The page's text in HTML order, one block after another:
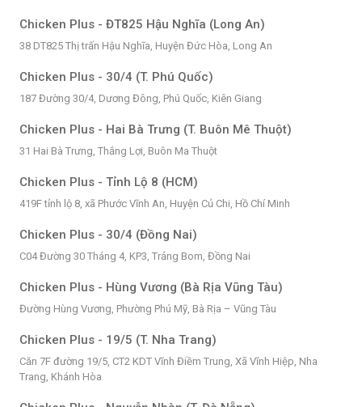
Chicken Plus - ĐT825 Hậu Nghĩa (Long An)
38 DT825 Thị trấn Hậu Nghĩa, Huyện Đức Hòa, Long An
Chicken Plus - 30/4 (T. Phú Quốc)
187 Đường 30/4, Dương Đông, Phú Quốc, Kiên Giang
Chicken Plus - Hai Bà Trưng (T. Buôn Mê Thuột)
31 Hai Bà Trưng, Thắng Lợi, Buôn Ma Thuột
Chicken Plus - Tỉnh Lộ 8 (HCM)
419F tỉnh lộ 8, xã Phước Vĩnh An, Huyện Củ Chi, Hồ Chí Minh
Chicken Plus - 30/4 (Đồng Nai)
C04 Đường 30 Tháng 4, KP3, Trảng Bom, Đồng Nai
Chicken Plus - Hùng Vương (Bà Rịa Vũng Tàu)
Đường Hùng Vương, Phường Phú Mỹ, Bà Rịa – Vũng Tàu
Chicken Plus - 19/5 (T. Nha Trang)
Căn 7F đường 19/5, CT2 KDT Vĩnh Điềm Trung, Xã Vĩnh Hiệp, Nha
Trang, Khánh Hòa